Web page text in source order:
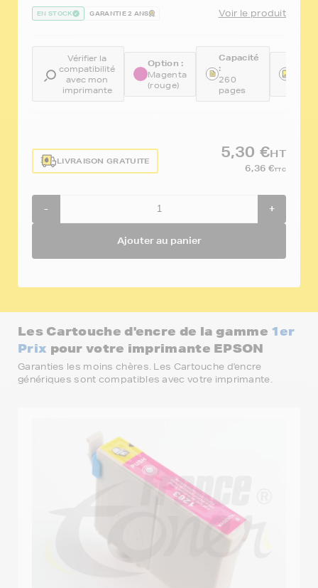
EN STOCK GARANTIE 2 ANS Voir le produit
Vérifier la
compatibilité
avec mon
imprimante
Option :
Magenta
(rouge)
Capacité
:
260
pages
LIVRAISON GRATUITE
5,30 €HT
6,36 €TTC
- +
Ajouter au panier
Les Cartouche d'encre de la gamme 1er
Prix pour votre imprimante EPSON
Garanties les moins chères. Les Cartouche d'encre
génériques sont compatibles avec votre imprimante.